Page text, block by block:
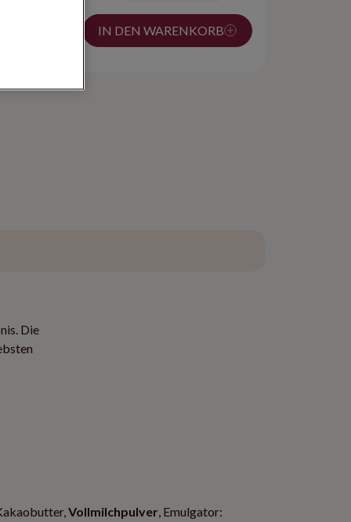
IN DEN WARENKORB
Die
Vollmilchpulver, Emulgator: